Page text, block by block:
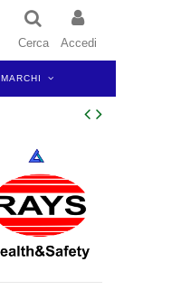
Cerca Accedi
MARCHI